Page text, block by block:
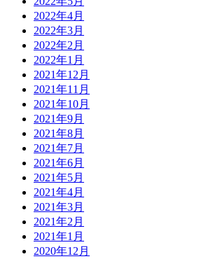
2022年4月
2022年3月
2022年2月
2022年1月
2021年12月
2021年11月
2021年10月
2021年9月
2021年8月
2021年7月
2021年6月
2021年5月
2021年4月
2021年3月
2021年2月
2021年1月
2020年12月